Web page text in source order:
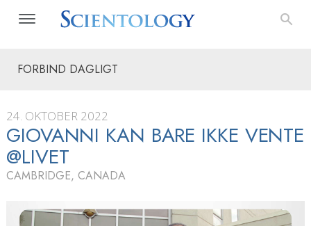
FORBIND DAGLIGT
24. OKTOBER 2022
GIOVANNI KAN BARE IKKE VENTE
@LIVET
CAMBRIDGE, CANADA